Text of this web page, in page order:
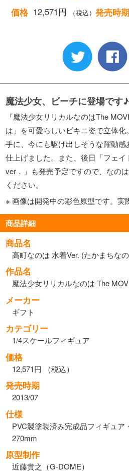
価格 12,571円 （税込） 発売時期
魔法少女、ビーチに登場です♪
『魔法少女リリカルなのはThe
は」を可愛らしいビキニ姿で立体
手に、今にも駆け出しそうな躍動
仕上げました。また、後日「フェ
ver．」も発売予定ですので、なの
ください。
※ 画像は開発中の彩色原型です。実
商品詳細
商品名
高町なのは 水着Ver. (たかまちな
作品名
魔法少女リリカルなのは The
メーカー
ギフト
カテゴリー
1/4スケールフィギュア
価格
12,571円 （税込）
発売時期
2013/07
仕様
PVC製塗装済み完成品フィギュア
270mm
原型制作
近藤貴之（G-DOME）